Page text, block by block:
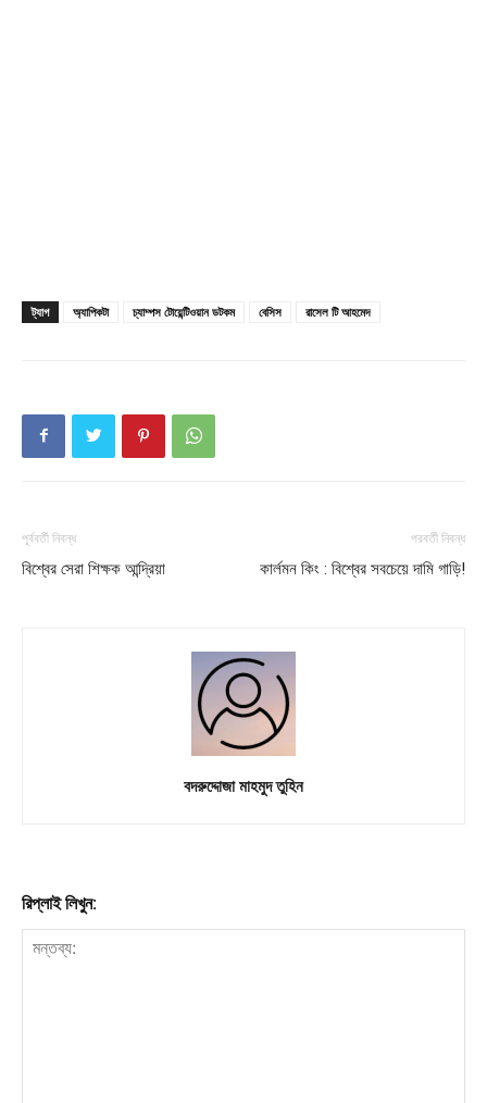
ট্যাগ অ্যাপিকটা চ্যাম্পস টোয়েন্টিওয়ান ডটকম বেসিস রাসেল টি আহমেদ
পূর্ববর্তী নিবন্ধ
বিশ্বের সেরা শিক্ষক আন্দ্রিয়া
পরবর্তী নিবন্ধ
কার্লমন কিং : বিশ্বের সবচেয়ে দামি গাড়ি!
বদরুদ্দোজা মাহমুদ তুহিন
রিপ্লাই লিখুন: